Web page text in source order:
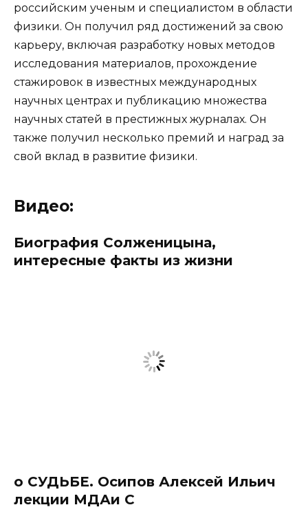
российским ученым и специалистом в области
физики. Он получил ряд достижений за свою
карьеру, включая разработку новых методов
исследования материалов, прохождение
стажировок в известных международных
научных центрах и публикацию множества
научных статей в престижных журналах. Он
также получил несколько премий и наград за
свой вклад в развитие физики.
Видео:
Биография Солженицына,
интересные факты из жизни
о СУДЬБЕ. Осипов Алексей Ильич
лекции МДАи С